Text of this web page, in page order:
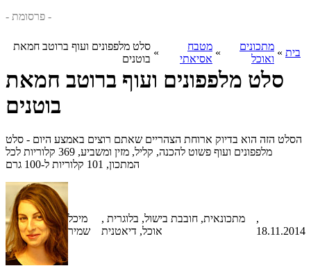
- פרסומת -
בית »
מתכונים
ואוכל
»
מטבח
אסיאתי
»
סלט מלפפונים ועוף ברוטב חמאת
בוטנים
סלט מלפפונים ועוף ברוטב חמאת
בוטנים
הסלט הזה הוא בדיוק ארוחת הצהריים שאתם רוצים באמצע היום - סלט
מלפפונים ועוף פשוט להכנה, קליל, מזין ומשביע, 369 קלוריות לכל
המתכון, 101 קלוריות ל-100 גרם
מיכל
שמיר
, מתכונאית, חובבת בישול, בלוגרית
אוכל, דיאטנית
,
18.11.2014